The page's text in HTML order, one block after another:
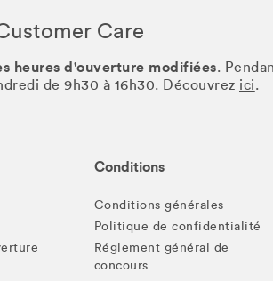
Care
heures d'ouverture modifiées.
de 9h30 à 16h30. Découvrez ici.
Conditions
Conditions générales
Politique de confidentialité
Réglement général de
concours